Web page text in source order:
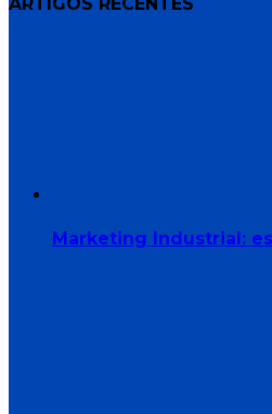
ARTIGOS RECENTES
Marketing Industrial: